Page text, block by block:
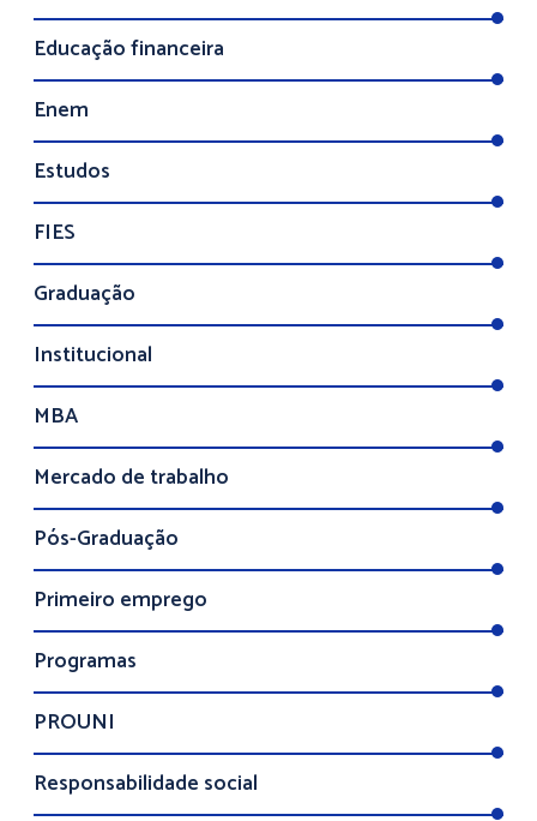
Educação financeira
Enem
Estudos
FIES
Graduação
Institucional
MBA
Mercado de trabalho
Pós-Graduação
Primeiro emprego
Programas
PROUNI
Responsabilidade social